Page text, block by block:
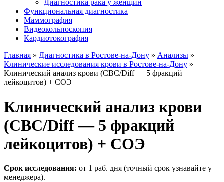
Диагностика рака у женщин
Функциональная диагностика
Маммография
Видеокольпоскопия
Кардиотокография
Главная » Диагностика в Ростове-на-Дону » Анализы »
Клинические исследования крови в Ростове-на-Дону »
Клинический анализ крови (CBC/Diff — 5 фракций
лейкоцитов) + СОЭ
Клинический анализ крови
(CBC/Diff — 5 фракций
лейкоцитов) + СОЭ
Срок исследования: от 1 раб. дня (точный срок узнавайте у
менеджера).